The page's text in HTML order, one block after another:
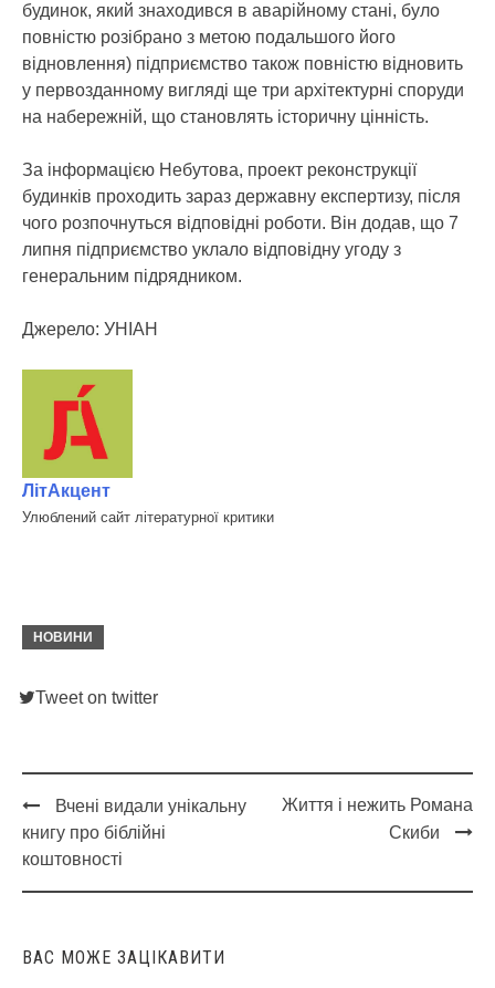
будинок, який знаходився в аварійному стані, було
повністю розібрано з метою подальшого його
відновлення) підприємство також повністю відновить
у первозданному вигляді ще три архітектурні споруди
на набережній, що становлять історичну цінність.
За інформацією Небутова, проект реконструкції
будинків проходить зараз державну експертизу, після
чого розпочнуться відповідні роботи. Він додав, що 7
липня підприємство уклало відповідну угоду з
генеральним підрядником.
Джерело: УНІАН
ЛітАкцент
Улюблений сайт літературної критики
НОВИНИ
Tweet on twitter
Post
navigation
Вчені видали унікальну
книгу про біблійні
коштовності
Життя і нежить Романа
Скиби
ВАС МОЖЕ ЗАЦІКАВИТИ